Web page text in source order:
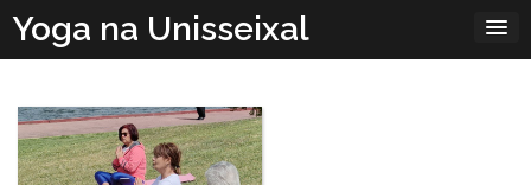
content
Yoga na Unisseixal